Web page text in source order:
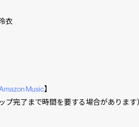
衣
Music】
プ完了まで時間を要する場合があります